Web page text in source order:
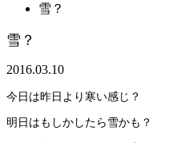
雪？
雪？
2016.03.10
今日は昨日より寒い感じ？
明日はもしかしたら雪かも？